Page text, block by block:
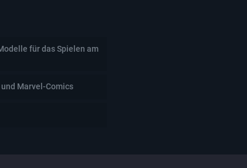
für das Spielen am
und Marvel-Comics